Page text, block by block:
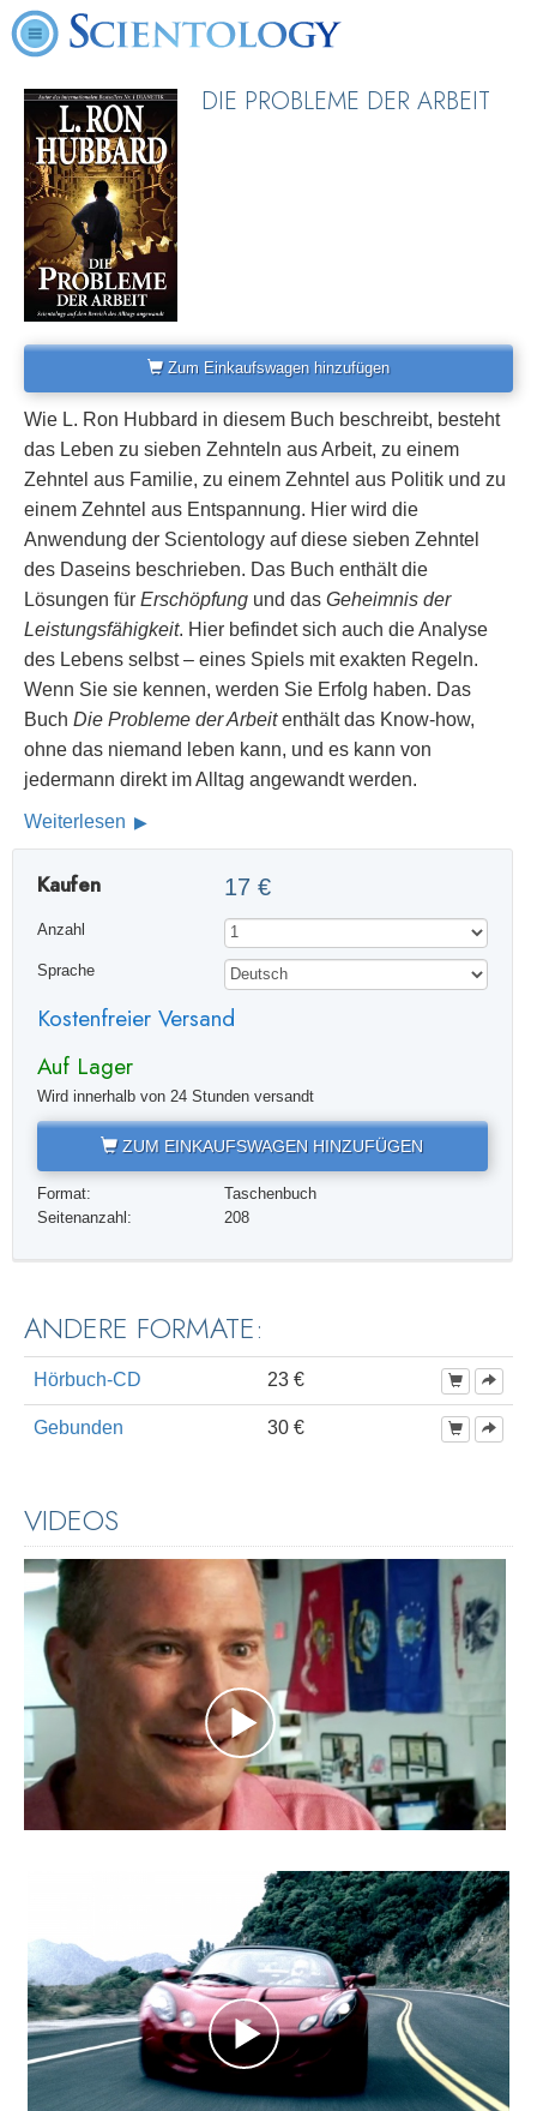
DIE PROBLEME DER ARBEIT
Zum Einkaufswagen hinzufügen
Wie L. Ron Hubbard in diesem Buch beschreibt, besteht
das Leben zu sieben Zehnteln aus Arbeit, zu einem
Zehntel aus Familie, zu einem Zehntel aus Politik und zu
einem Zehntel aus Entspannung. Hier wird die
Anwendung der Scientology auf diese sieben Zehntel
des Daseins beschrieben. Das Buch enthält die
Lösungen für Erschöpfung und das Geheimnis der
Leistungsfähigkeit. Hier befindet sich auch die Analyse
des Lebens selbst – eines Spiels mit exakten Regeln.
Wenn Sie sie kennen, werden Sie Erfolg haben. Das
Buch Die Probleme der Arbeitenthält das Know-how,
ohne das niemand leben kann, und es kann von
jedermann direkt im Alltag angewandt werden.
Weiterlesen
Kaufen 17 €
Anzahl
Sprache
Kostenfreier Versand
Auf Lager
Wird innerhalb von 24 Stunden versandt
ZUM EINKAUFSWAGEN HINZUFÜGEN
Format:
Taschenbuch
Seitenanzahl:
208
ANDERE FORMATE:
Hörbuch-CD 23 €
Gebunden 30 €
VIDEOS